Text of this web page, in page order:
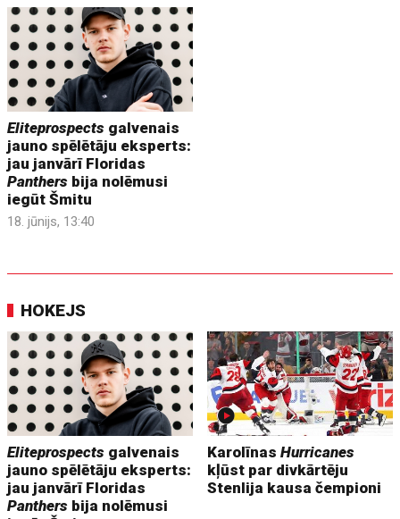
Eliteprospects galvenais
jauno spēlētāju eksperts:
jau janvārī Floridas
Panthers bija nolēmusi
iegūt Šmitu
18. jūnijs, 13:40
HOKEJS
Eliteprospects galvenais
jauno spēlētāju eksperts:
jau janvārī Floridas
Panthers bija nolēmusi
KarolīnasHurricanes
kļūst par divkārtēju
Stenlija kausa čempioni